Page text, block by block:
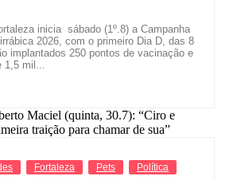
inicia sábado (1º.8) a Campanha
2026, com o primeiro Dia D, das 8
implantados 250 pontos de vacinação e
mil...
Fortaleza Pets Política